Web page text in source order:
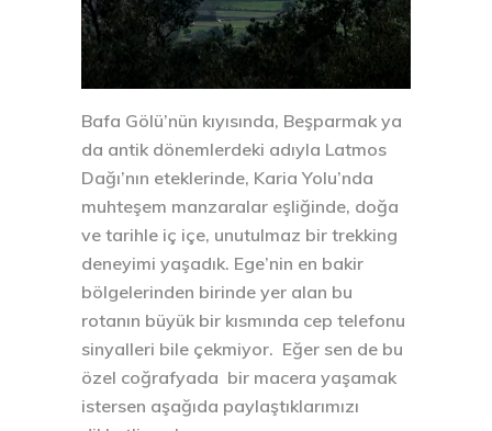
Bafa Gölü’nün kıyısında, Beşparmak ya
da antik dönemlerdeki adıyla Latmos
Dağı’nın eteklerinde, Karia Yolu’nda
muhteşem manzaralar eşliğinde, doğa
ve tarihle iç içe, unutulmaz bir trekking
deneyimi yaşadık. Ege’nin en bakir
bölgelerinden birinde yer alan bu
rotanın büyük bir kısmında cep telefonu
sinyalleri bile çekmiyor. Eğer sen de bu
özel coğrafyada bir macera yaşamak
istersen aşağıda paylaştıklarımızı